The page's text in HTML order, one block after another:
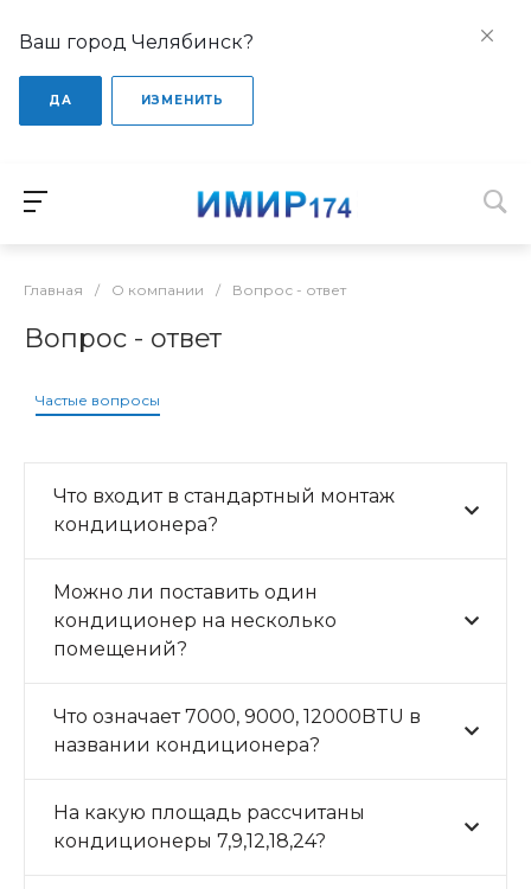
Ваш город Челябинск?
ДА ИЗМЕНИТЬ
Главная / О компании / Вопрос - ответ
Вопрос - ответ
Частые вопросы
Что входит в стандартный монтаж
кондиционера?
Можно ли поставить один
кондиционер на несколько
помещений?
Что означает 7000, 9000, 12000BTU в
названии кондиционера?
На какую площадь рассчитаны
кондиционеры 7,9,12,18,24?